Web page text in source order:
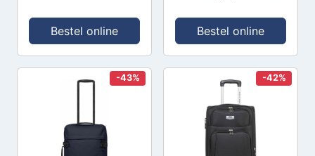
opvouwbaar -
Ultralicht 1,7kg met
2 wiel - Zwart
Bestel online
Cobaltblauw
Bestel online
-43% -42%